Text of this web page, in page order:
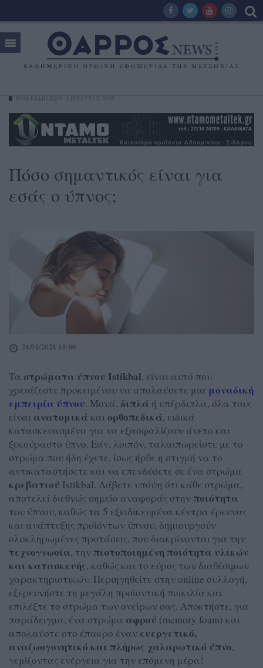
Πόσο σημαντικός είναι για
εσάς ο ύπνος;
24/01/2024 10:00
Τα στρώματα ύπνου Istikbal, είναι αυτό που
χρειάζεστε προκειμένου να απολαύσετε μια μοναδική
εμπειρία ύπνου. Μονά, διπλά ή υπέρδιπλα, όλα τους
είναι ανατομικά και ορθοπεδικά, ειδικά
κατασκευασμένα για να εξασφαλίζουν άνετο και
ξεκούραστο ύπνο. Εάν, λοιπόν, ταλαιπωρείστε με το
στρώμα που ήδη έχετε, ίσως ήρθε η στιγμή να το
αντικαταστήσετε και να επενδύσετε σε ένα στρώμα
κρεβατιού Istikbal. Λάβετε υπόψη ότι κάθε στρώμα,
αποτελεί διεθνώς σημείο αναφοράς στην ποιότητα
του ύπνου, καθώς τα 5 εξειδικευμένα κέντρα έρευνας
και ανάπτυξης προϊόντων ύπνου, δημιουργούν
ολοκληρωμένες προτάσεις, που διακρίνονται για την
τεχνογνωσία, την πιστοποιημένη ποιότητα υλικών
και κατασκευής, καθώς και το εύρος των διαθέσιμων
χαρακτηριστικών. Περιηγηθείτε στην online συλλογή,
εξερευνήστε τη μεγάλη προϊοντική ποικιλία και
επιλέξτε το στρώμα των ονείρων σας. Αποκτήστε, για
παράδειγμα, ένα στρώμα αφρού (memory foam) και
απολαύστε στο έπακρο έναν ευεργετικό,
αναζωογονητικό και πλήρως χαλαρωτικό ύπνο,
γεμίζοντας ενέργεια για την επόμενη μέρα!